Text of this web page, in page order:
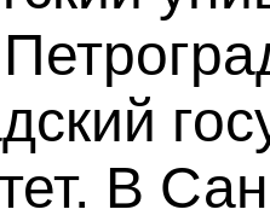
В